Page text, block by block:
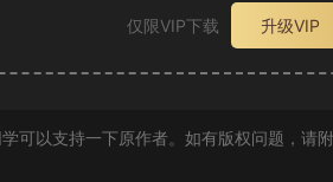
仅限VIP下载 升级VIP
可以支持一下原作者。如有版权问题，请